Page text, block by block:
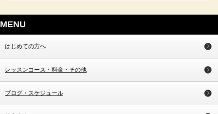
MENU
はじめての方へ
レッスンコース・料金・その他
ブログ・スケジュール